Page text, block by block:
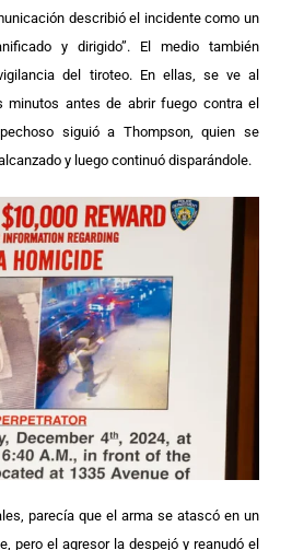
describió el incidente como un
y dirigido”. El medio también
del tiroteo. En ellas, se ve al
minutos antes de abrir fuego contra el
siguió a Thompson, quien se
y luego continuó disparándole.
parecía que el arma se atascó en un
pero el agresor la despejó y reanudó el